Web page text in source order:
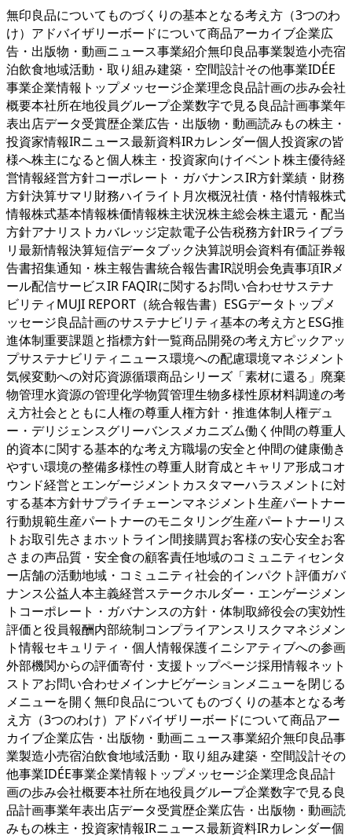
無印良品についてものづくりの基本となる考え方（3つのわ
け）アドバイザリーボードについて商品アーカイブ企業広
告・出版物・動画ニュース事業紹介無印良品事業製造小売宿
泊飲食地域活動・取り組み建築・空間設計その他事業IDÉE
事業企業情報トップメッセージ企業理念良品計画の歩み会社
概要本社所在地役員グループ企業数字で見る良品計画事業年
表出店データ受賞歴企業広告・出版物・動画読みもの株主・
投資家情報IRニュース最新資料IRカレンダー個人投資家の皆
様へ株主になると個人株主・投資家向けイベント株主優待経
営情報経営方針コーポレート・ガバナンスIR方針業績・財務
方針決算サマリ財務ハイライト月次概況社債・格付情報株式
情報株式基本情報株価情報株主状況株主総会株主還元・配当
方針アナリストカバレッジ定款電子公告税務方針IRライブラ
リ最新情報決算短信データブック決算説明会資料有価証券報
告書招集通知・株主報告書統合報告書IR説明会免責事項IRメ
ール配信サービスIR FAQIRに関するお問い合わせサステナ
ビリティMUJI REPORT（統合報告書）ESGデータトップメ
ッセージ良品計画のサステナビリティ基本の考え方とESG推
進体制重要課題と指標方針一覧商品開発の考え方ピックアッ
プサステナビリティニュース環境への配慮環境マネジメント
気候変動への対応資源循環商品シリーズ「素材に還る」廃棄
物管理水資源の管理化学物質管理生物多様性原材料調達の考
え方社会とともに人権の尊重人権方針・推進体制人権デュ
ー・デリジェンスグリーバンスメカニズム働く仲間の尊重人
的資本に関する基本的な考え方職場の安全と仲間の健康働き
やすい環境の整備多様性の尊重人財育成とキャリア形成コオ
ウンド経営とエンゲージメントカスタマーハラスメントに対
する基本方針サプライチェーンマネジメント生産パートナー
行動規範生産パートナーのモニタリング生産パートナーリス
トお取引先さまホットライン間接購買お客様の安心安全お客
さまの声品質・安全食の顧客責任地域のコミュニティセンタ
ー店舗の活動地域・コミュニティ社会的インパクト評価ガバ
ナンス公益人本主義経営ステークホルダー・エンゲージメン
トコーポレート・ガバナンスの方針・体制取締役会の実効性
評価と役員報酬内部統制コンプライアンスリスクマネジメン
ト情報セキュリティ・個人情報保護イニシアティブへの参画
外部機関からの評価寄付・支援トップページ採用情報ネット
ストアお問い合わせメインナビゲーションメニューを閉じる
メニューを開く 無印良品についてものづくりの基本となる考
え方（3つのわけ）アドバイザリーボードについて商品アー
カイブ企業広告・出版物・動画ニュース事業紹介無印良品事
業製造小売宿泊飲食地域活動・取り組み建築・空間設計その
他事業IDÉE事業企業情報トップメッセージ企業理念良品計
画の歩み会社概要本社所在地役員グループ企業数字で見る良
品計画事業年表出店データ受賞歴企業広告・出版物・動画読
みもの株主・投資家情報IRニュース最新資料IRカレンダー個